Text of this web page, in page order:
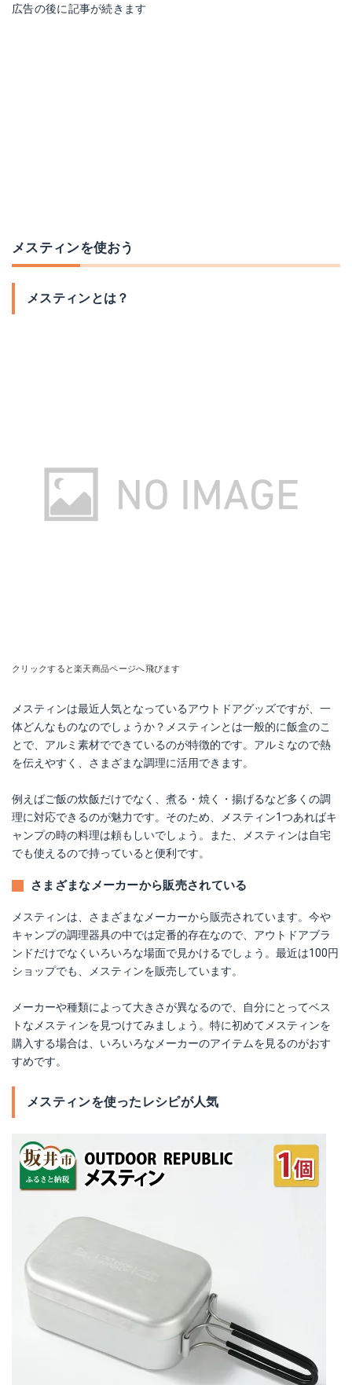
広告の後に記事が続きます
メスティンを使おう
メスティンとは？
クリックすると楽天商品ページへ飛びます
メスティンは最近人気となっているアウトドアグッズですが、一
体どんなものなのでしょうか？メスティンとは一般的に飯盒のこ
とで、アルミ素材でできているのが特徴的です。アルミなので熱
を伝えやすく、さまざまな調理に活用できます。
例えばご飯の炊飯だけでなく、煮る・焼く・揚げるなど多くの調
理に対応できるのが魅力です。そのため、メスティン1つあればキ
ャンプの時の料理は頼もしいでしょう。また、メスティンは自宅
でも使えるので持っていると便利です。
さまざまなメーカーから販売されている
メスティンは、さまざまなメーカーから販売されています。今や
キャンプの調理器具の中では定番的存在なので、アウトドアブラ
ンドだけでなくいろいろな場面で見かけるでしょう。最近は100円
ショップでも、メスティンを販売しています。
メーカーや種類によって大きさが異なるので、自分にとってベス
トなメスティンを見つけてみましょう。特に初めてメスティンを
購入する場合は、いろいろなメーカーのアイテムを見るのがおす
すめです。
メスティンを使ったレシピが人気